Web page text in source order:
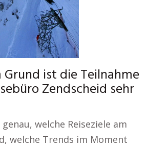
ist die Teilnahme
Zendscheid sehr
welche Reiseziele am
welche Trends im Moment